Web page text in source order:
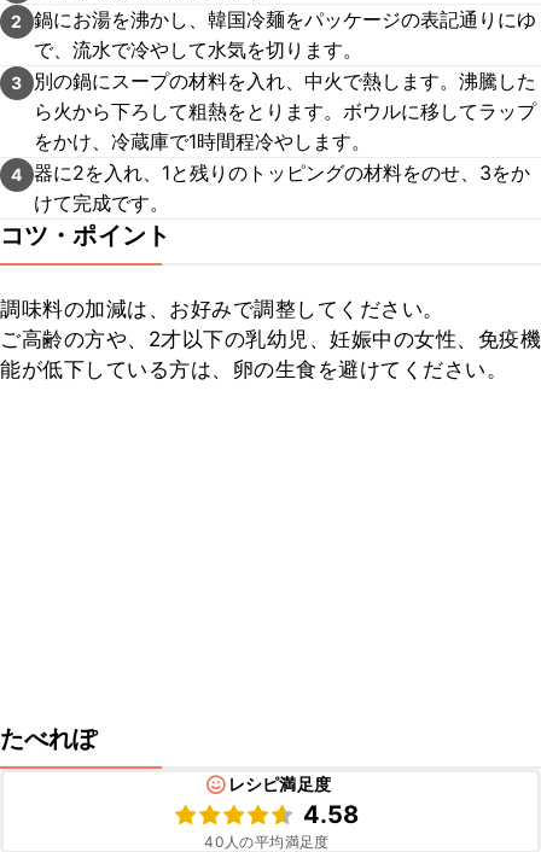
2
鍋にお湯を沸かし、韓国冷麺をパッケージの表記通りにゆ
で、流水で冷やして水気を切ります。
3
別の鍋にスープの材料を入れ、中火で熱します。沸騰した
ら火から下ろして粗熱をとります。ボウルに移してラップ
をかけ、冷蔵庫で1時間程冷やします。
4 器に2を入れ、1と残りのトッピングの材料をのせ、3をか
けて完成です。
コツ・ポイント
調味料の加減は、お好みで調整してください。
ご高齢の方や、2才以下の乳幼児、妊娠中の女性、免疫機
能が低下している方は、卵の生食を避けてください。
たべれぽ
レシピ満足度
4.58
40 人の平均満足度